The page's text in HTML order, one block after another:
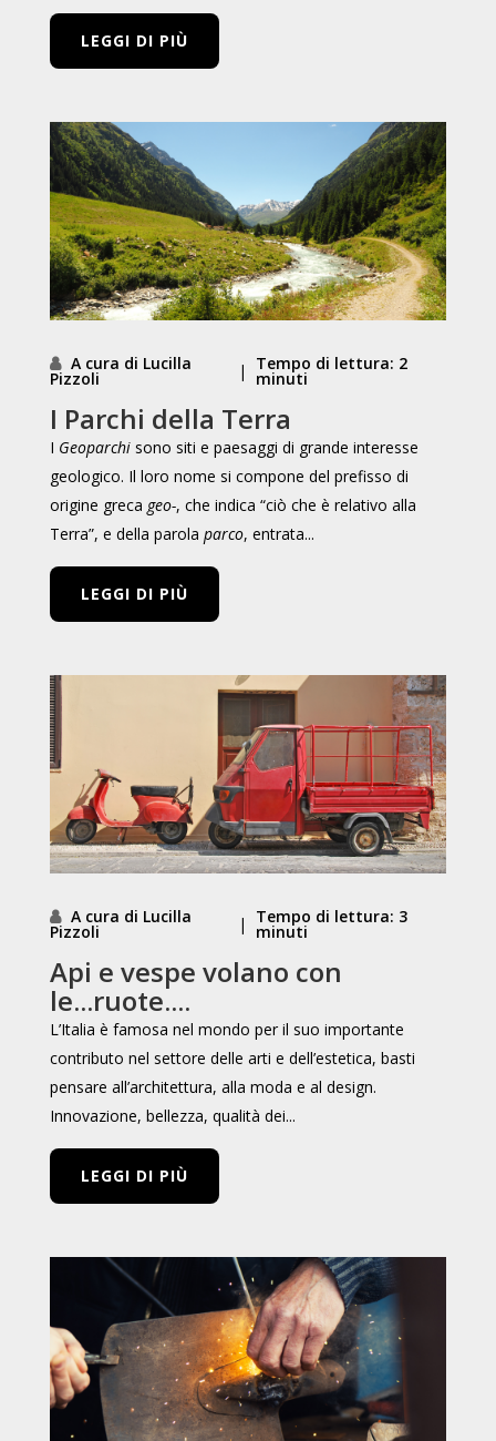
LEGGI DI PIÙ
A cura di Lucilla
Pizzoli | Tempo di lettura: 2
minuti
I Parchi della Terra
I Geoparchisono siti e paesaggi di grande interesse
geologico. Il loro nome si compone del prefisso di
origine greca geo-, che indica “ciò che è relativo alla
Terra”, e della parola parco, entrata...
LEGGI DI PIÙ
A cura di Lucilla
Pizzoli | Tempo di lettura: 3
minuti
Api e vespe volano con
le...ruote....
L’Italia è famosa nel mondo per il suo importante
contributo nel settore delle arti e dell’estetica, basti
pensare all’architettura, alla moda e al design.
Innovazione, bellezza, qualità dei...
LEGGI DI PIÙ